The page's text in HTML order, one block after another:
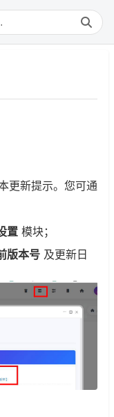
更新提示。您可通
置 模块；
版本号 及更新日